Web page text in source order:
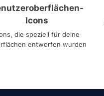
Icons
die speziell für deine
entworfen wurden